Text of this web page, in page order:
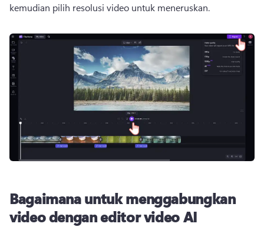
kemudian pilih resolusi video untuk meneruskan.
Bagaimana untuk menggabungkan
video dengan editor video AI